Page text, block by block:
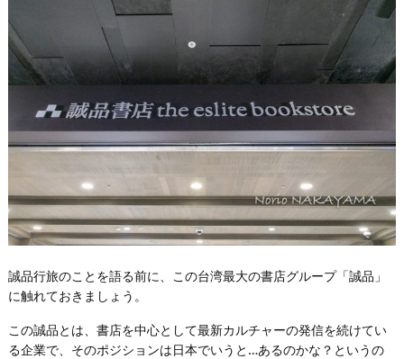
誠品行旅のことを語る前に、この台湾最大の書店グループ「誠品」
に触れておきましょう。
この誠品とは、書店を中心として最新カルチャーの発信を続けてい
る企業で、そのポジションは日本でいうと…あるのかな？というの